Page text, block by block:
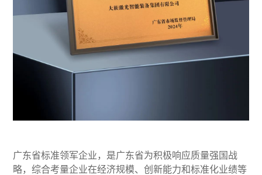
广东省标准领军企业，是广东省为积极响应质量强国战
略，综合考量企业在经济规模、创新能力和标准化业绩等